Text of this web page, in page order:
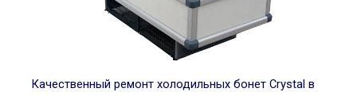
Качественный ремонт холодильных бонет Crystal в